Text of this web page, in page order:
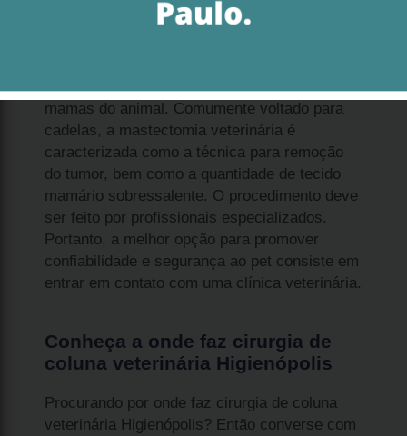
mamas do animal. Comumente voltado para
cadelas, a mastectomia veterinária é
caracterizada como a técnica para remoção
do tumor, bem como a quantidade de tecido
mamário sobressalente. O procedimento deve
ser feito por profissionais especializados.
Portanto, a melhor opção para promover
confiabilidade e segurança ao pet consiste em
entrar em contato com uma clínica veterinária.
Conheça a onde faz cirurgia de
coluna veterinária Higienópolis
Procurando por onde faz cirurgia de coluna
veterinária Higienópolis? Então converse com